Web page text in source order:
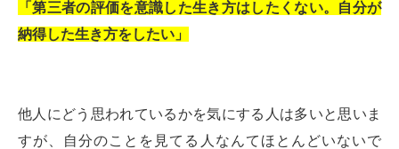
「第三者の評価を意識した生き方はしたくない。自分が
納得した生き方をしたい」
他人にどう思われているかを気にする人は多いと思いま
すが、自分のことを見てる人なんてほとんどいないで